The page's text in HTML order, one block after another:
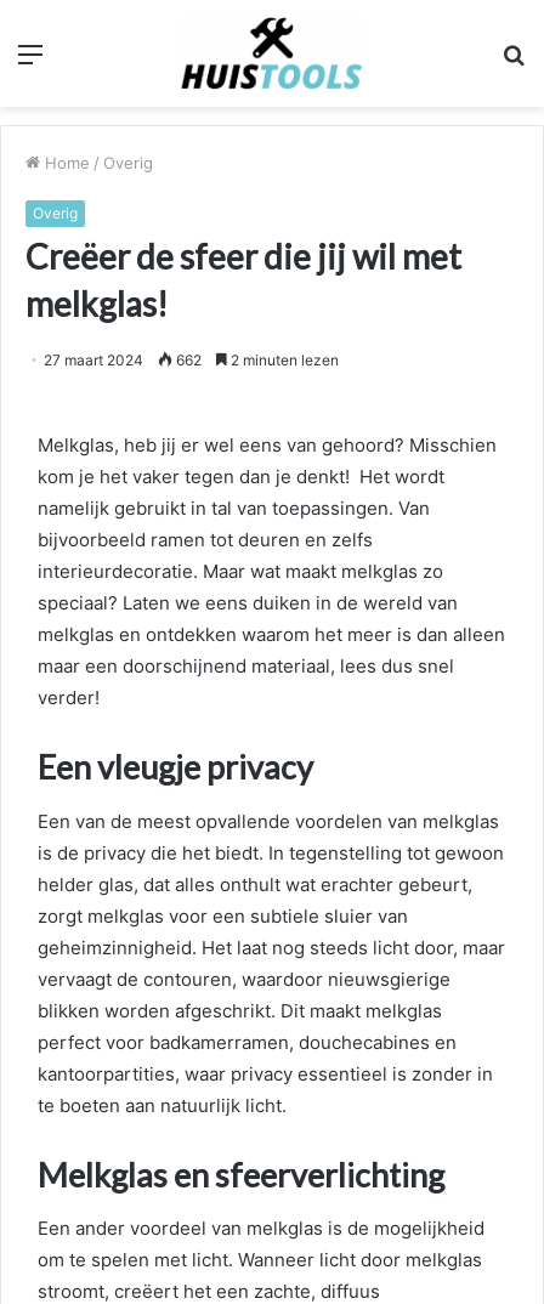
Menu
Home / Overig
Overig
Creëer de sfeer die jij wil met
melkglas!
27 maart 2024 662 2 minuten lezen
Melkglas, heb jij er wel eens van gehoord? Misschien
kom je het vaker tegen dan je denkt! Het wordt
namelijk gebruikt in tal van toepassingen. Van
bijvoorbeeld ramen tot deuren en zelfs
interieurdecoratie. Maar wat maakt melkglas zo
speciaal? Laten we eens duiken in de wereld van
melkglas en ontdekken waarom het meer is dan alleen
maar een doorschijnend materiaal, lees dus snel
verder!
Een vleugje privacy
Een van de meest opvallende voordelen van melkglas
is de privacy die het biedt. In tegenstelling tot gewoon
helder glas, dat alles onthult wat erachter gebeurt,
zorgt melkglas voor een subtiele sluier van
geheimzinnigheid. Het laat nog steeds licht door, maar
vervaagt de contouren, waardoor nieuwsgierige
blikken worden afgeschrikt. Dit maakt melkglas
perfect voor badkamerramen, douchecabines en
kantoorpartities, waar privacy essentieel is zonder in
te boeten aan natuurlijk licht.
Melkglas en sfeerverlichting
Een ander voordeel van melkglas is de mogelijkheid
om te spelen met licht. Wanneer licht door melkglas
stroomt, creëert het een zachte, diffuus